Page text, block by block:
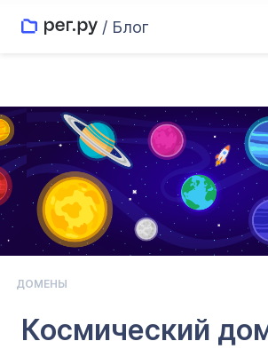
/ Блог
ДОМЕНЫ
Космический